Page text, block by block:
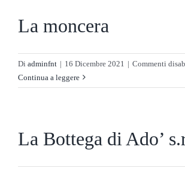
La moncera
Di adminfnt | 16 Dicembre 2021 | Commenti
Continua a leggere
La Bottega di Ado’